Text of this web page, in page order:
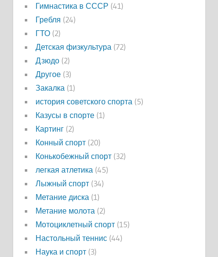
Гимнастика в СССР (41)
Гребля (24)
ГТО(2)
Детская физкультура (72)
Дзюдо(2)
Другое(3)
Закалка (1)
история советского спорта (5)
Казусы в спорте(1)
Картинг(2)
Конный спорт(20)
Конькобежный спорт(32)
легкая атлетика (45)
Лыжный спорт(34)
Метание диска (1)
Метание молота (2)
Мотоциклетный спорт(15)
Настольный теннис(44)
Наука и спорт(3)